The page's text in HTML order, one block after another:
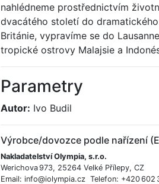
nahlédneme prostřednictvím
dvacátého století do
Británie, vypravíme se do
tropické ostrovy Malajsie a
Parametry
Autor: Ivo Budil
Výrobce/dovozce podle nařízení
Nakladatelství Olympia, s.r.o.
Werichova 973, 25264 Velké Přílepy, CZ
Email: info@iolympia.cz Telefon: +420